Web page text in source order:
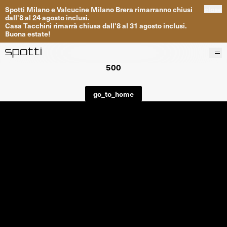
Spotti MilanoeValcucine Milano Brera rimarrannochiusi
dall'8al 24agosto inclusi.
Casa Tacchini rimarrà chiusa dall'8al 31 agosto inclusi.
Buona estate!
Progetti
500
go_to_home